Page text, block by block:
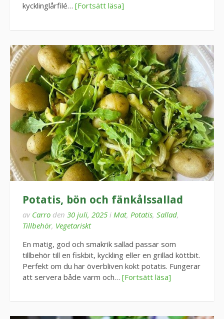
kycklinglårfilé… [Fortsätt läsa]
Potatis, bön och fänkålssallad
av Carro den 30 juli, 2025 i Mat, Potatis, Sallad,
Tillbehör, Vegetariskt
En matig, god och smakrik sallad passar som
tillbehör till en fiskbit, kyckling eller en grillad köttbit.
Perfekt om du har överbliven kokt potatis. Fungerar
att servera både varm och… [Fortsätt läsa]